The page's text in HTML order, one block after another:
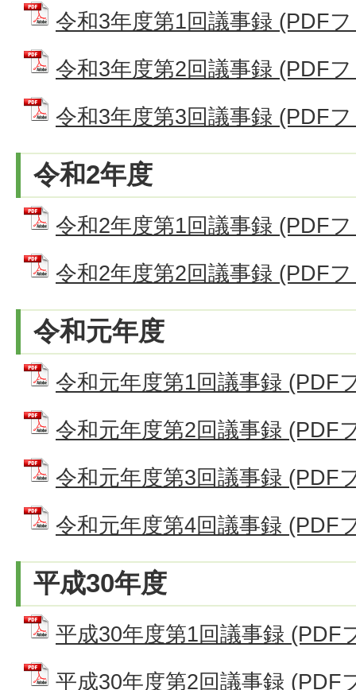
令和3年度第1回議事録 (PDF
令和3年度第2回議事録 (PDF
令和3年度第3回議事録 (PDF
令和2年度
令和2年度第1回議事録 (PDF
令和2年度第2回議事録 (PDF
令和元年度
令和元年度第1回議事録 (PDF
令和元年度第2回議事録 (PDF
令和元年度第3回議事録 (PDF
令和元年度第4回議事録 (PDF
平成30年度
平成30年度第1回議事録 (PDF
平成30年度第2回議事録 (PDF